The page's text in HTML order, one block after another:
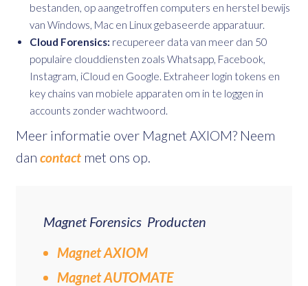
bestanden, op aangetroffen computers en herstel bewijs
van Windows, Mac en Linux gebaseerde apparatuur.
Cloud Forensics: recupereer data van meer dan 50
populaire clouddiensten zoals Whatsapp, Facebook,
Instagram, iCloud en Google. Extraheer login tokens en
key chains van mobiele apparaten om in te loggen in
accounts zonder wachtwoord.
Meer informatie over Magnet AXIOM? Neem
dan contact met ons op.
Magnet Forensics Producten
Magnet AXIOM
Magnet AUTOMATE